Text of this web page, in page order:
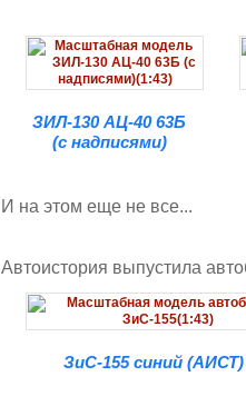
ЗИЛ-130 АЦ-40 63Б
(с надписями)
И на этом еще не все...
Автоистория выпустила
ЗиС-155 синий (АИСТ)